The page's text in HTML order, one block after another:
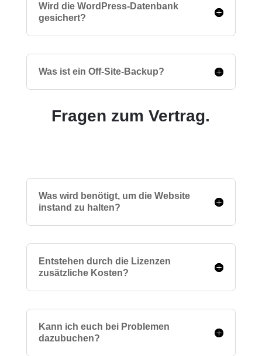
Wird die WordPress-Datenbank
gesichert?
Was ist ein Off-Site-Backup?
Fragen zum Vertrag.
Was wird benötigt, um die Website
instand zu halten?
Entstehen durch die Lizenzen
zusätzliche Kosten?
Kann ich euch bei Problemen
dazubuchen?